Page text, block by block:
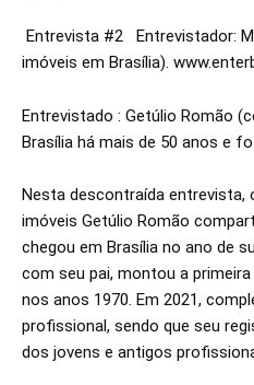
Entrevista #2   Entrevistador:
imóveis em Brasília).
Entrevistado : Getúlio Romão
Brasília há mais de 50 anos e
Nesta descontraída entrevista,
imóveis Getúlio Romão
chegou em Brasília no ano de
com seu pai, montou a
nos anos 1970. Em 2021,
profissional, sendo que seu
dos jovens e antigos